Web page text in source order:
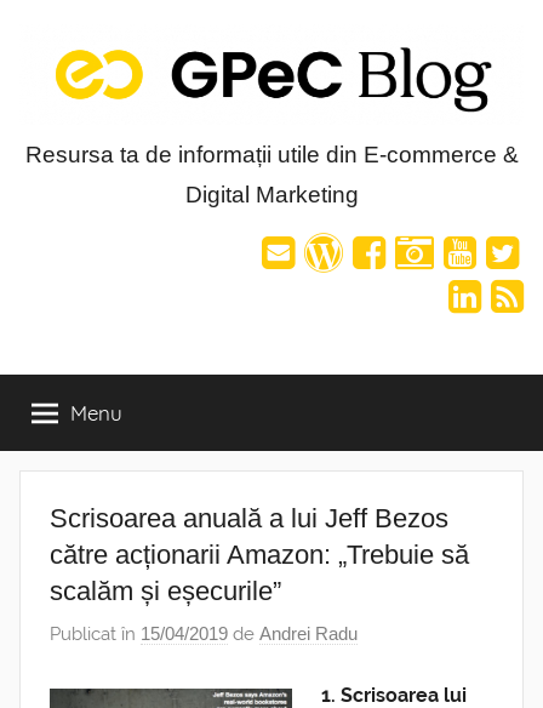
content
Blog-
Resursa ta de informații utile din E-commerce &
Digital Marketing
Menu
Scrisoarea anuală a lui Jeff Bezos
către acționarii Amazon: „Trebuie să
scalăm și eșecurile”
Publicat în 15/04/2019 de Andrei Radu
1. Scrisoarea lui